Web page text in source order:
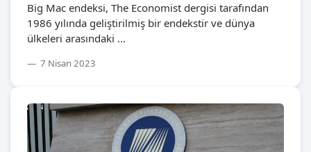
Big Mac endeksi, The Economist dergisi tarafından
1986 yılında geliştirilmiş bir endekstir ve dünya
ülkeleri arasındaki ...
7 Nisan 2023